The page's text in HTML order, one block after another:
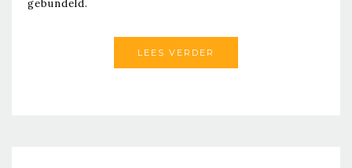
gebundeld.
LEES VERDER